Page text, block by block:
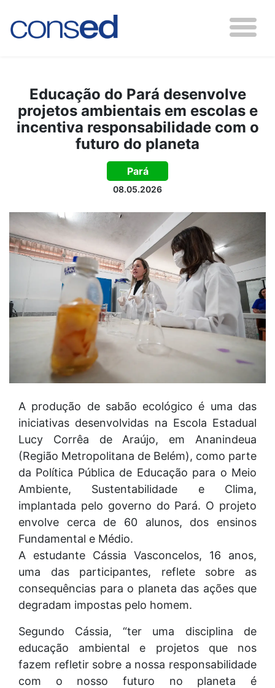
Educação do Pará desenvolve
projetos ambientais em escolas e
incentiva responsabilidade com o
futuro do planeta
Pará
08.05.2026
A produção de sabão ecológico é uma das
iniciativas desenvolvidas na Escola Estadual
Lucy Corrêa de Araújo, em Ananindeua
(Região Metropolitana de Belém), como parte
da Política Pública de Educação para o Meio
Ambiente, Sustentabilidade e Clima,
implantada pelo governo do Pará. O projeto
envolve cerca de 60 alunos, dos ensinos
Fundamental e Médio.
A estudante Cássia Vasconcelos, 16 anos,
uma das participantes, reflete sobre as
consequências para o planeta das ações que
degradam impostas pelo homem.
Segundo Cássia, “ter uma disciplina de
educação ambiental e projetos que nos
fazem refletir sobre a nossa responsabilidade
com o nosso futuro no planeta é